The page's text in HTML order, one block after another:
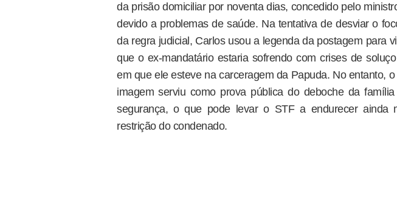
da prisão domiciliar por noventa dias, concedido pelo
devido a problemas de saúde. Na tentativa de desviar o
da regra judicial, Carlos usou a legenda da postagem para
que o ex-mandatário estaria sofrendo com crises de
em que ele esteve na carceragem da Papuda. No entanto,
imagem serviu como prova pública do deboche da
segurança, o que pode levar o STF a endurecer ainda
restrição do condenado.